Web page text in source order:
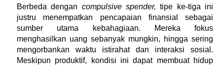
Berbeda dengan compulsive spender, tipe ke-tiga ini
justru menempatkan pencapaian finansial sebagai
sumber utama kebahagiaan. Mereka fokus
menghasilkan uang sebanyak mungkin, hingga sering
mengorbankan waktu istirahat dan interaksi sosial.
Meskipun produktif, kondisi ini dapat membuat hidup